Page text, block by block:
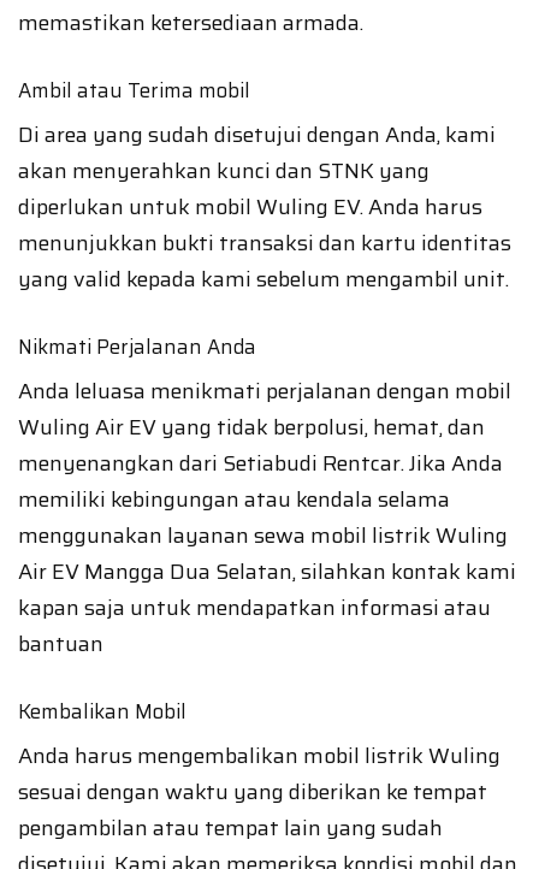
memastikan ketersediaan armada.
Ambil atau Terima mobil
Di area yang sudah disetujui dengan Anda, kami
akan menyerahkan kunci dan STNK yang
diperlukan untuk mobil Wuling EV. Anda harus
menunjukkan bukti transaksi dan kartu identitas
yang valid kepada kami sebelum mengambil unit.
Nikmati Perjalanan Anda
Anda leluasa menikmati perjalanan dengan mobil
Wuling Air EV yang tidak berpolusi, hemat, dan
menyenangkan dari Setiabudi Rentcar. Jika Anda
memiliki kebingungan atau kendala selama
menggunakan layanan sewa mobil listrik Wuling
Air EV Mangga Dua Selatan, silahkan kontak kami
kapan saja untuk mendapatkan informasi atau
bantuan
Kembalikan Mobil
Anda harus mengembalikan mobil listrik Wuling
sesuai dengan waktu yang diberikan ke tempat
pengambilan atau tempat lain yang sudah